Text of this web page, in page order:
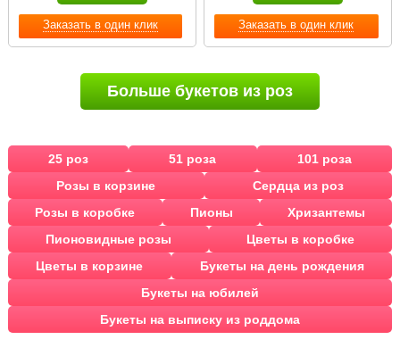
Заказать в один клик Заказать в один клик
Больше букетов из роз
25 роз 51 роза
101 роза
Розы в корзине
Сердца из роз
Розы в коробке
Пионы
Хризантемы
Пионовидные розы
Цветы в коробке
Цветы в корзине
Букеты на день рождения
Букеты на юбилей
Букеты на выписку из роддома